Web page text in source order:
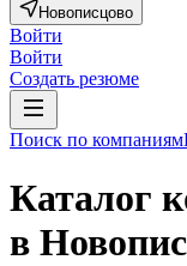
Новописцово
Войти
Войти
Создать резюме
Поиск по компаниям
Каталог
в